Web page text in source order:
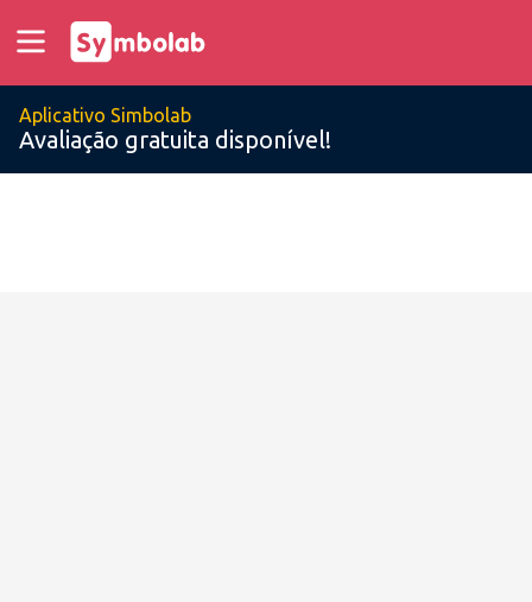
Aplicativo Simbolab
Avaliação gratuita disponível!